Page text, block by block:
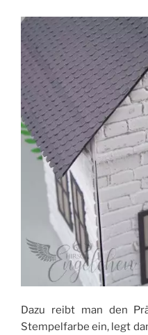
Dazu reibt man den
Stempelfarbe ein, legt